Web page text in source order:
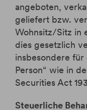
angeboten,
geliefert bzw.
Wohnsitz/Sitz in
dies gesetzlich
insbesondere für
Person“ wie in
Securities Act
Steuerliche